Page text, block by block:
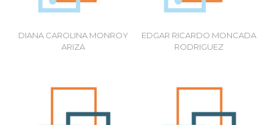
DIANA CAROLINA MONROY
ARIZA
EDGAR RICARDO MONCADA
RODRIGUEZ